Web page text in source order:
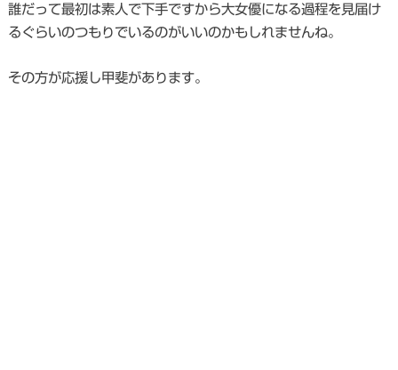
誰だって最初は素人で下手ですから大女優になる過程を見届け
るぐらいのつもりでいるのがいいのかもしれませんね。
その方が応援し甲斐があります。